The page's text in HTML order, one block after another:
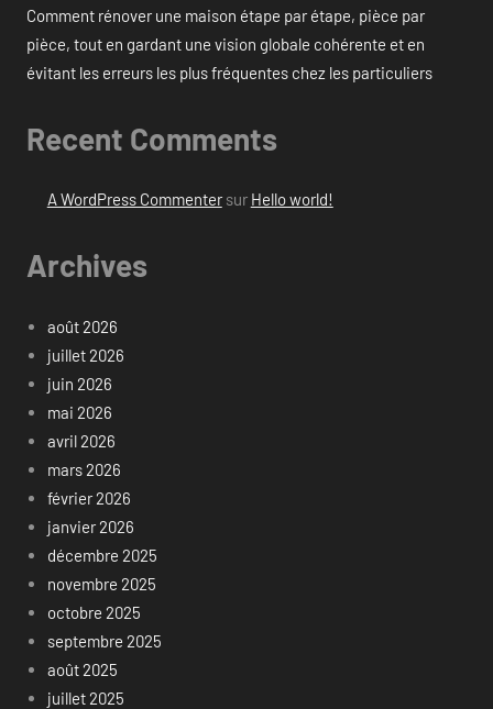
Comment rénover une maison étape par étape, pièce par
pièce, tout en gardant une vision globale cohérente et en
évitant les erreurs les plus fréquentes chez les particuliers
Recent Comments
A WordPress Commentersur Hello world!
Archives
août 2026
juillet 2026
juin 2026
mai 2026
avril 2026
mars 2026
février 2026
janvier 2026
décembre 2025
novembre 2025
octobre 2025
septembre 2025
août 2025
juillet 2025